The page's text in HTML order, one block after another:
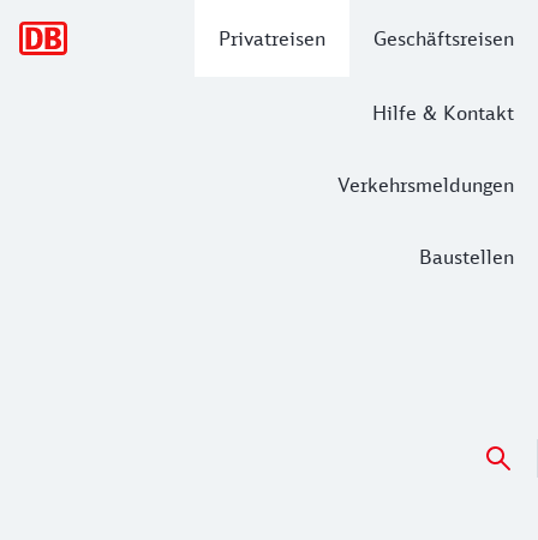
Privatreisen Geschäftsreisen
Hilfe & Kontakt
Verkehrsmeldungen
Baustellen